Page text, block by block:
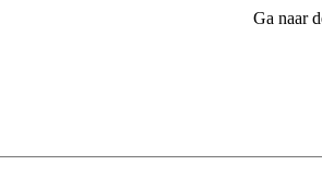
Ga naar